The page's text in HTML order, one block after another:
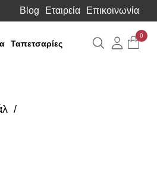
Blog Εταιρεία Επικοινωνία
Ταπετσαρίες Αναζήτηση
0